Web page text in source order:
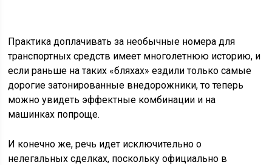
Практика доплачивать за необычные номера для
транспортных средств имеет многолетнюю историю, и
если раньше на таких «бляхах» ездили только самые
дорогие затонированные внедорожники, то теперь
можно увидеть эффектные комбинации и на
машинках попроще.
И конечно же, речь идет исключительно о
нелегальных сделках, поскольку официально в